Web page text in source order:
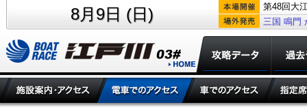
8月9日 (日)
第48回大
三国 鳴門